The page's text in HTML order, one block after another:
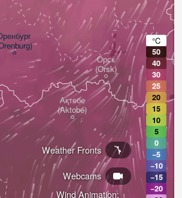
Wind Animation:
Webcams
Weather Fronts
Ақтөбе
(Aktobe)
Орск
(Orsk)
°C
50
40
30
25
20
15
10
5
0
−5
−10
−15
−20